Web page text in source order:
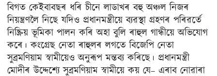
বিগত কেইবাবছৰ ধৰি চীনে লাডাখৰ বহু অঞ্চল নিজৰ
নিয়ন্ত্ৰণলৈ নিছে যদিও প্ৰধানমন্ত্ৰীয়ে ব্যৱস্থা গ্ৰহণৰ পৰিৱৰ্তে
নিষ্ক্ৰিয় ভূমিকা পালন কৰি অহা বুলি ৰাহুল গান্ধীয়ে অভিযোগ
কৰে। কংগ্ৰেছ নেতা ৰাহুলৰ লগতে বিজেপি নেতা
সুব্ৰমণিয়াম স্বামীয়েও অনুৰূপ মন্তব্য কৰিছে। প্ৰধানমন্ত্ৰী
মোদীৰ উদ্দেশ্যে সুব্ৰমণিয়াম স্বামীয়ে কয় যে– এৰাব নোৱাৰা